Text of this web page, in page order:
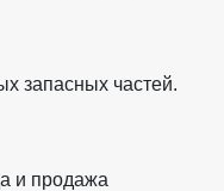
запасных частей.
и продажа